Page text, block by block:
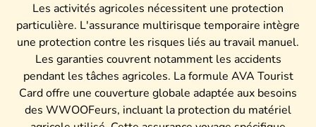
Les activités agricoles nécessitent une protection
particulière. L'assurance multirisque temporaire intègre
une protection contre les risques liés au travail manuel.
Les garanties couvrent notamment les accidents
pendant les tâches agricoles. La formule AVA Tourist
Card offre une couverture globale adaptée aux besoins
des WWOOFeurs, incluant la protection du matériel